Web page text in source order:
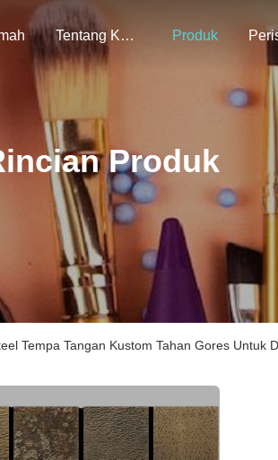
Tentang Kami Produk
Produk
Tempa Tangan Kustom Tahan Gores Untuk